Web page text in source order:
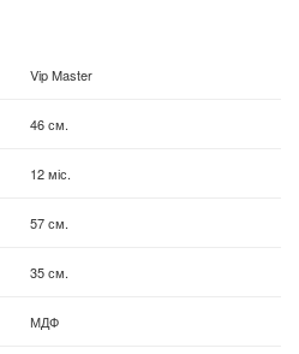
Vip Master
46 см.
12 міс.
57 см.
35 см.
МДФ